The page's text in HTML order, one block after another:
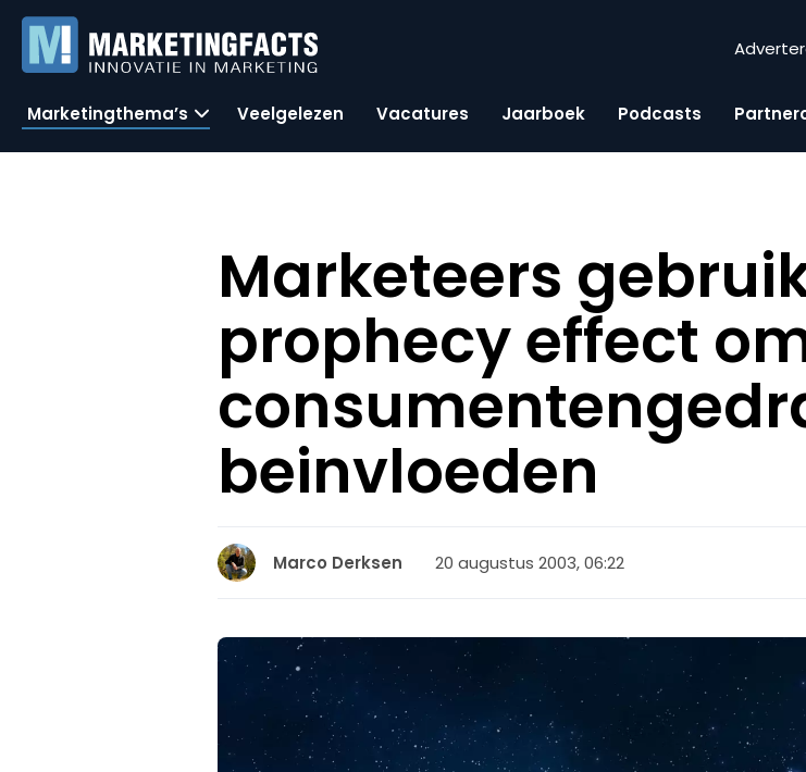
Marketingthema’s Veelgelezen Vacatures Jaarboek Podcasts
Marketeers
prophecy effect
beinvloeden
Marco Derksen 20 augustus 2003, 06:22